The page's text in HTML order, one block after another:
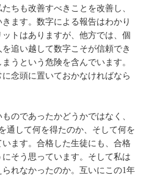
ちも改善すべきことを改善し、
ます。数字による報告はわかり
トはありますが、他方では、個
追い越して数字こそが信頼でき
うという危険を含んでいます。
念頭に置いておかなければなら
のであったかどうかではなく、
通して何を得たのか、そして何を
ます。合格した生徒にも、合格
そう思っています。そして私は
れなかったのか。互いにこの1年